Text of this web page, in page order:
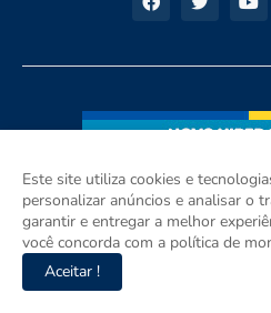
Este site utiliza cookies e
personalizar anúncios e analisar o
garantir e entregar a melhor
você concorda com a política de
Aceitar !